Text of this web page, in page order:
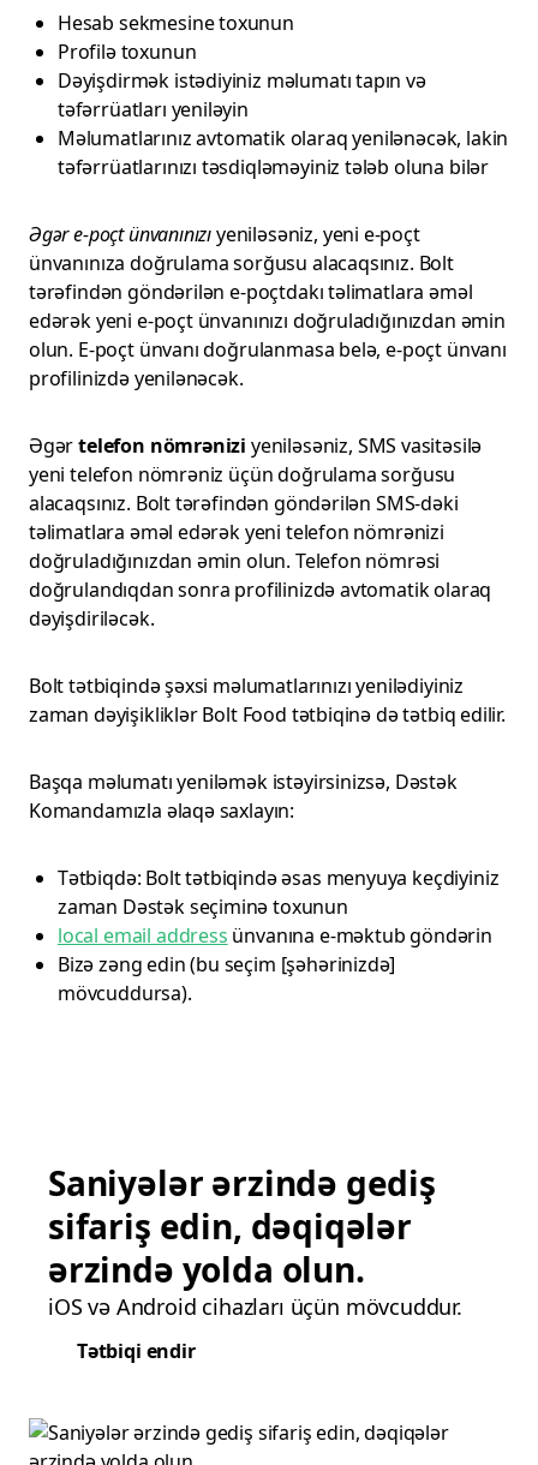
Hesab sekmesine toxunun
Profilə toxunun
Dəyişdirmək istədiyiniz məlumatı tapın və
təfərrüatları yeniləyin
Məlumatlarınız avtomatik olaraq yenilənəcək, lakin
təfərrüatlarınızı təsdiqləməyiniz tələb oluna bilər
Əgəre-poçt ünvanınızıyeniləsəniz, yeni e-poçt
ünvanınıza doğrulama sorğusu alacaqsınız. Bolt
tərəfindən göndərilən e-poçtdakı təlimatlara əməl
edərək yeni e-poçt ünvanınızı doğruladığınızdan əmin
olun. E-poçt ünvanı doğrulanmasa belə, e-poçt ünvanı
profilinizdə yenilənəcək.
Əgərtelefon nömrənizi yeniləsəniz, SMS vasitəsilə
yeni telefon nömrəniz üçün doğrulama sorğusu
alacaqsınız. Bolt tərəfindən göndərilən SMS-dəki
təlimatlara əməl edərək yeni telefon nömrənizi
doğruladığınızdan əmin olun. Telefon nömrəsi
doğrulandıqdan sonra profilinizdə avtomatik olaraq
dəyişdiriləcək.
Bolt tətbiqində şəxsi məlumatlarınızı yenilədiyiniz
zaman dəyişikliklər Bolt Food tətbiqinə də tətbiq edilir.
Başqa məlumatı yeniləmək istəyirsinizsə, Dəstək
Komandamızla əlaqə saxlayın:
Tətbiqdə: Bolt tətbiqində əsas menyuya keçdiyiniz
zaman Dəstək seçiminə toxunun
local email address ünvanına e-məktub göndərin
Bizə zəng edin (bu seçim [şəhərinizdə]
mövcuddursa).
Saniyələr ərzində gediş
sifariş edin, dəqiqələr
ərzində yolda olun.
iOS və Android cihazları üçün mövcuddur.
Tətbiqi endir